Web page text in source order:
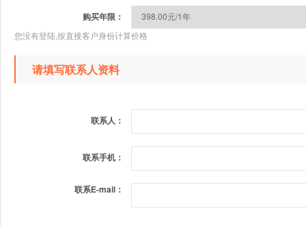
购买年限：
您没有登陆,按直接客户身份计算价格
请填写联系人资料
联系人：
联系手机：
联系E-mail：